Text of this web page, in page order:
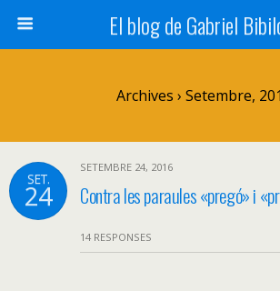
El blog de Gabriel
Archives › Setembre,
SET.
24
SETEMBRE 24, 2016
Contra les paraules «pregó» i
14 RESPONSES